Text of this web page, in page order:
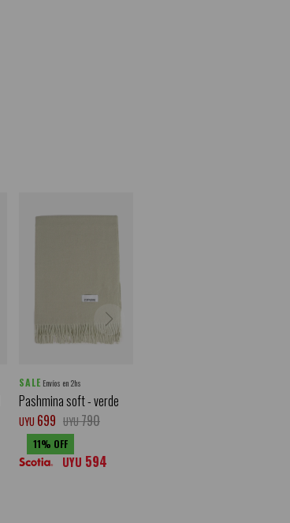
SALE Envíos en 2hs
Pashmina soft - verde
UYU 699 UYU790
11
UYU 594